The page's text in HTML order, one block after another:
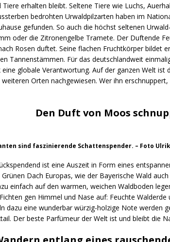
Tiere erhalten bleibt. Seltene Tiere wie Luchs,
bedrohten Urwaldpilzarten haben im
gefunden. So auch die höchst seltenen
oder die Zitronengelbe Tramete. Der Duftende
Rosen duftet. Seine flachen Fruchtkörper bildet
Tannenstämmen. Für das deutschlandweit
globale Verantwortung. Auf der ganzen Welt ist
Orten nachgewiesen. Wer ihn
Den Duft von Moos
sind faszinierende Schattenspender. – Foto
ist eine Auszeit in Form eines
Dach Europas, wie der Bayerische Wald
einfach auf den warmen, weichen Waldboden
gen Himmel und Nase auf: Feuchte
dazu eine wunderbar würzig-holzige Note werden
Der beste Parfümeur der Welt ist und bleibt die